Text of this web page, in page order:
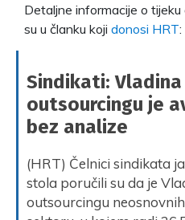
Detaljne informacije o
su u članku koji donosi HRT:
Sindikati:
outsourcingu je
bez analize
(HRT) Čelnici sindikata
stola poručili su da je
outsourcingu